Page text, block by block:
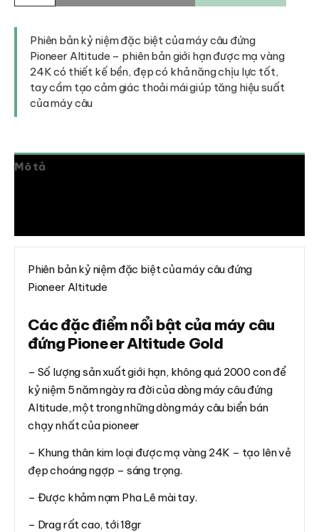
đứng
Pioneer
Altitude
phiên
bản
giới
hạn
24K
số
Phiên bản kỷ niệm đặc biệt của máy câu đứng
Pioneer Altitude – phiên bản giới hạn được mạ vàng
24K có thiết kế bền, đẹp có khả năng chịu lực tốt,
tay cầm tạo cảm giác thoải mái giúp tăng hiệu suất
của máy câu
Mô tả
Phiên bản kỷ niệm đặc biệt của máy câu đứng
Pioneer Altitude
Các đặc điểm nổi bật của máy câu
đứng Pioneer Altitude Gold
– Số lượng sản xuất giới hạn, không quá 2000 con để
kỷ niệm 5 năm ngày ra đời của dòng máy câu đứng
Altitude, một trong những dòng máy câu biển bán
chạy nhất của pioneer
– Khung thân kim loại được mạ vàng 24K – tạo lên vẻ
đẹp choáng ngợp – sáng trọng.
– Được khảm nạm Pha Lê mài tay.
– Drag rất cao, tới 18gr